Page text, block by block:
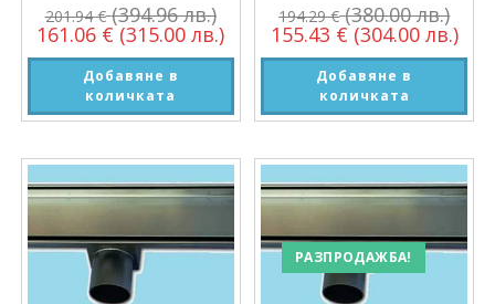
201.94€ (394.96 лв.)
161.06 € (315.00 лв.)
Добавяне в
количката
194.29€ (380.00 лв.)
155.43 € (304.00 лв.)
Добавяне в
количката
РАЗПРОДАЖБА!